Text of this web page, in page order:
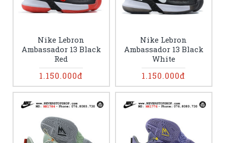
Nike Lebron
Ambassador 13 Black
Red
1.150.000đ
Nike Lebron
Ambassador 13 Black
White
1.150.000đ